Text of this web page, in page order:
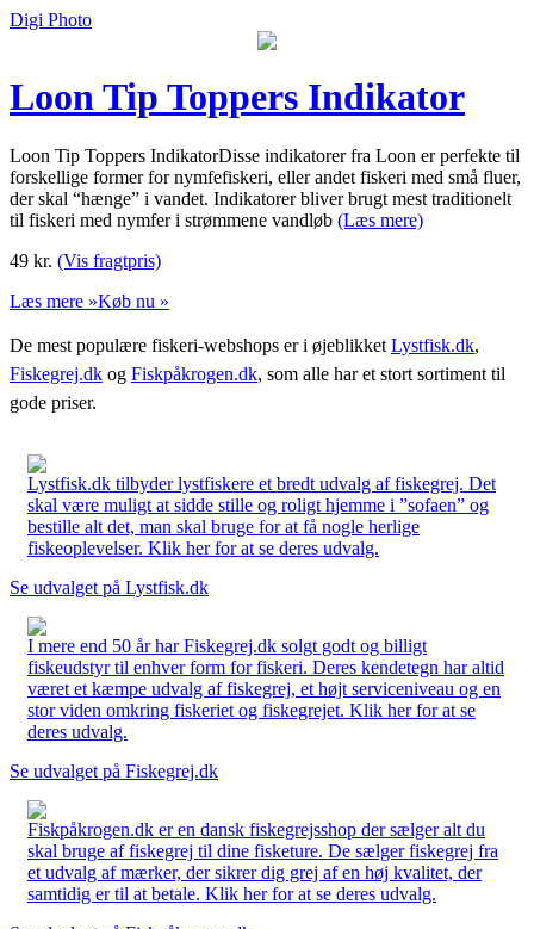
Digi Photo
Loon Tip Toppers Indikator
Loon Tip Toppers IndikatorDisse indikatorer fra Loon er perfekte til
forskellige former for nymfefiskeri, eller andet fiskeri med små fluer,
der skal “hænge” i vandet. Indikatorer bliver brugt mest traditionelt
til fiskeri med nymfer i strømmene vandløb (Læs mere)
49 kr. (Vis fragtpris)
Læs mere »Køb nu »
De mest populære fiskeri-webshops er i øjeblikket Lystfisk.dk,
Fiskegrej.dk og Fiskpåkrogen.dk, som alle har et stort sortiment til
gode priser.
Lystfisk.dk tilbyder lystfiskere et bredt udvalg af fiskegrej. Det
skal være muligt at sidde stille og roligt hjemme i ”sofaen” og
bestille alt det, man skal bruge for at få nogle herlige
fiskeoplevelser. Klik her for at se deres udvalg.
Se udvalget på Lystfisk.dk
I mere end 50 år har Fiskegrej.dk solgt godt og billigt
fiskeudstyr til enhver form for fiskeri. Deres kendetegn har altid
været et kæmpe udvalg af fiskegrej, et højt serviceniveau og en
stor viden omkring fiskeriet og fiskegrejet. Klik her for at se
deres udvalg.
Se udvalget på Fiskegrej.dk
Fiskpåkrogen.dk er en dansk fiskegrejsshop der sælger alt du
skal bruge af fiskegrej til dine fisketure. De sælger fiskegrej fra
et udvalg af mærker, der sikrer dig grej af en høj kvalitet, der
samtidig er til at betale. Klik her for at se deres udvalg.